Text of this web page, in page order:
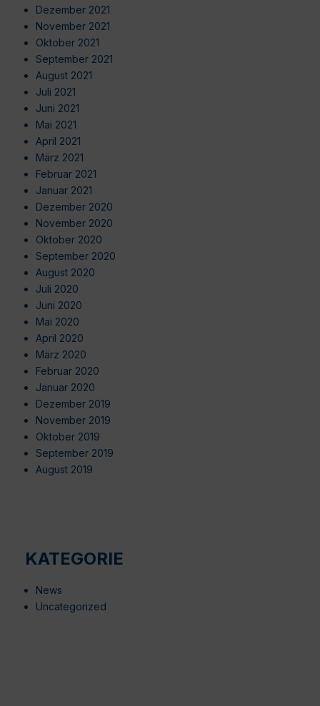
Dezember 2021
November 2021
Oktober 2021
September 2021
August 2021
Juli 2021
Juni 2021
Mai 2021
April 2021
März 2021
Februar 2021
Januar 2021
Dezember 2020
November 2020
Oktober 2020
September 2020
August 2020
Juli 2020
Juni 2020
Mai 2020
April 2020
März 2020
Februar 2020
Januar 2020
Dezember 2019
November 2019
Oktober 2019
September 2019
August 2019
KATEGORIE
News
Uncategorized